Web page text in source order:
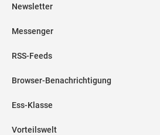
Newsletter
Messenger
RSS-Feeds
Browser-Benachrichtigung
Ess-Klasse
Vorteilswelt